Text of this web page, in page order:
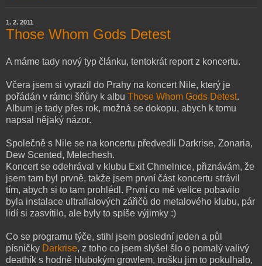
1. 2. 2011
Those Whom Gods Detest
A máme tady nový typ článku, tentokrát report z koncertu.
Včera jsem si vyrazil do Prahy na koncert Nile, který je
pořádán v rámci šňůry k albu Those Whom Gods Detest.
Album je tady přes rok, možná se dokopu, abych k tomu
napsal nějaký názor.
Společně s Nile se na koncertu předvedli Darkrise, Zonaria,
Dew Scented, Melechesh.
Koncert se odehrával v klubu Exit Chmelnice, přiznávám, že
jsem tam byl prvně, takže jsem první část koncertu strávil
tím, abych si to tam prohlédl. První co mě velice pobavilo
byla instalace ultrafialových zářičů do metalového klubu, pár
lidí si zasvítilo, ale byly to spíše výjimky :)
Co se programu týče, stihl jsem poslední jeden a půl
písničky Darkrise, z toho co jsem slyšel šlo o pomalý valivý
deathík s hodně hlubokým growlem, trošku jim to pokulhalo,